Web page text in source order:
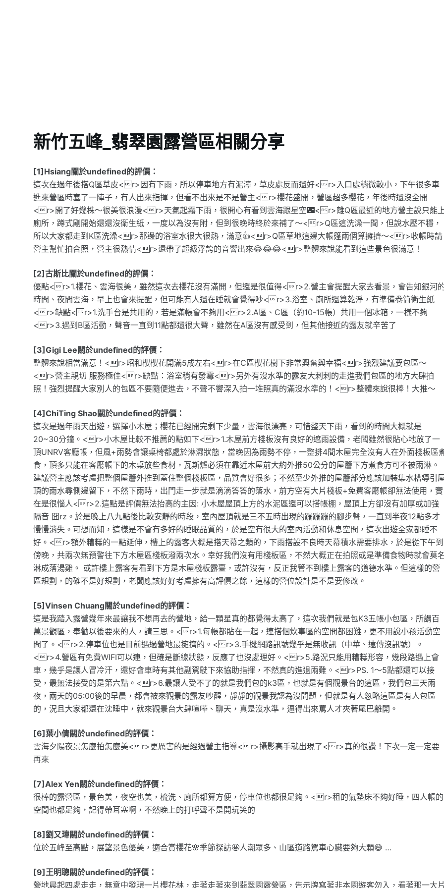
新竹五峰_翡翠園露營區相關分享
[1]Hsiang關於undefined的評價：
這次在過年後搭Q區草皮<r>因有下雨，所以停車地方有泥濘，草皮處反而還好<r>入口處稍微較小，下午很多車
進來營區時塞了一陣子，有人出來指揮，但看不出來是不是營主<r>櫻花盛開，營區超多櫻花，年後時還沒全開
<r>開了好幾株～很美很浪漫<r>天氣起霧下雨，很開心有看到雲海跟星空🌃<r>離Q區最近的地方營主說只能上
廁所，蹲式剛開始還還沒衛生紙，一度以為沒有附，但到很晚時終於來補了～<r>Q區這洗澡一間，但說水壓不穩，
所以大家都走到K區洗澡<r>那邊的浴室水很大很熱，滿意👍<r>Q區草地這邊大帳篷兩個算擁擠～<r>收帳時請
營主幫忙拍合照，營主很熱情<r>還帶了超級浮誇的音響出來😂😂😂<r>整體來說能看到這些景色很滿意！
[2]古斯比關於undefined的評價：
優點<r>1.櫻花、雲海很美，雖然這次去櫻花沒有滿開，但還是很值得<r>2.營主會提醒大家去看景，會告知銀河
時間、夜間雲海，早上也會來提醒，但可能有人還在睡就會覺得吵<r>3.浴室、廁所還算乾淨，有準備卷筒衛生紙
<r>缺點<r>1.洗手台是共用的，若是滿帳會不夠用<r>2.A區、C區（約10-15帳）共用一個冰箱，一樣不夠
<r>3.遇到B區活動，聲音一直到11點都還很大聲，雖然在A區沒有感受到，但其他接近的露友就辛苦了
[3]Gigi Lee關於undefined的評價：
整體來說相當滿意！<r>昭和櫻櫻花開滿5成左右<r>在C區櫻花樹下非常興奮與幸福<r>強烈建議要包區～
<r>營主親切 服務極佳<r>缺點：浴室稍有發霉<r>另外有沒水準的露友大剌剌的走進我們包區的地方大肆拍
照！強烈提醒大家別人的包區不要隨便進去，不聲不響深入拍一堆照真的滿沒水準的！<r>整體來說很棒！大推～
[4]ChiTing Shao關於undefined的評價：
這次是過年雨天出遊，選擇小木屋；櫻花已經開完剩下少量，雲海很漂亮，可惜整天下雨，看到的時間大概就是
20~30分鐘。<r>小木屋比較不推薦的點如下<r>1.木屋前方棧板沒有良好的遮雨設備，老闆雖然很貼心地放了一
頂UNRV客廳帳，但風+雨勢會讓桌椅都處於淋濕狀態，當晚因為雨勢不停，一整排4間木屋完全沒有人在外面棧板區
食，頂多只能在客廳帳下的木桌放些食材，瓦斯爐必須在靠近木屋前大約外推50公分的屋簷下方煮食方可不被雨淋。
建議營主應該考慮把整個屋簷外推到蓋住整個棧板區，品質會好很多；不然至少外推的屋簷部分應該加裝集水槽導引
頂的雨水尋側邊留下，不然下雨時，出門走一步就是滴滴答答的落水，前方空有大片棧板+免費客廳帳卻無法使用，實
在是很惱人<r>2.這點是評價無法抬高的主因: 小木屋屋頂上方的水泥區還可以搭帳棚，屋頂上方卻沒有加厚或加強
隔音 囧rz。於是晚上八九點後比較安靜的時段，室內屋頂就是三不五時出現的蹦蹦蹦的腳步聲，一直到半夜12點多才
慢慢消失。可想而知，這樣是不會有多好的睡眠品質的，於是空有很大的室內活動和休息空間，這次出遊全家都睡不
好。<r>額外糟糕的一點延伸，樓上的露客大概是搭天幕之類的，下雨搭設不良時天幕積水需要排水，於是從下午到
傍晚，共兩次無預警往下方木屋區棧板潑兩次水。幸好我們沒有用棧板區，不然大概正在拍照或是準備食物時就會莫
淋成落湯雞。 或許樓上露客有看到下方是木屋棧板露臺，或許沒有，反正我管不到樓上露客的道德水準。但這樣的營
區規劃，的確不是好規劃，老闆應該好好考慮擁有高評價之餘，這樣的營位設計是不是要修改。
[5]Vinsen Chuang關於undefined的評價：
這是我踏入露營幾年來最讓我不想再去的營地，給一顆星真的都覺得太高了，這次我們就是包K3五帳小包區，所謂百
萬景觀區，奉勸以後要來的人，請三思。<r>1.每帳都貼在一起，連搭個炊事區的空間都困難，更不用說小孩活動空
間了。<r>2.停車位也是目前遇過營地最擁擠的。<r>3.手機網路訊號幾乎是無收訊（中華、遠傳沒訊號）。
<r>4.營區有免費WIFI可以連，但確是斷線狀態，反應了也沒處理好。<r>5.路況只能用糟糕形容，幾段路遇上會
車，幾乎是讓人冒冷汗，還好會車時有其他副駕駛下來協助指揮，不然真的進退兩難。<r>PS. 1～5點都還可以接
受，最無法接受的是第六點。<r>6.最讓人受不了的就是我們包的k3區，也就是有個觀景台的這區，我們包三天兩
夜，兩天的05:00後的早晨，都會被來觀景的露友吵醒，靜靜的觀景我認為沒問題，但就是有人忽略這區是有人包區
的，況且大家都還在沈睡中，就來觀景台大肆喧嘩、聊天，真是沒水準，逼得出來罵人才夾著尾巴離開。
[6]葉小倩關於undefined的評價：
雲海夕陽夜景怎麼拍怎麼美<r>更厲害的是經過營主指導<r>攝影高手就出現了<r>真的很讚！下次一定一定要
再來
[7]Alex Yen關於undefined的評價：
很棒的露營區，景色美，夜空也美，梳洗、廁所都算方便，停車位也都很足夠。<r>租的氣墊床不夠好睡，四人帳的
空間也都足夠，記得帶耳塞啊，不然晚上的打呼聲不是開玩笑的
[8]劉又瑋關於undefined的評價：
位於五峰至高點，展望景色優美，適合賞櫻花🌸季節探訪🤩人潮眾多、山區道路駕車心臟要夠大顆😅 …
[9]王明聰關於undefined的評價：
營地晨起四處走走，無意中發現一片櫻花林，走著走著來到翡翠園露營區，告示牌寫著非本園遊客勿入，看著那一大片